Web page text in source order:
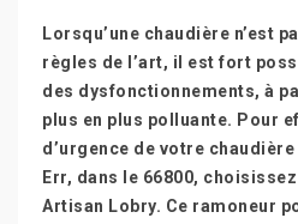
Lorsqu’une chaudière n’est
règles de l’art, il est fort
des dysfonctionnements, à
plus en plus polluante. Pour
d’urgence de votre
Err, dans le 66800,
Artisan Lobry. Ce ramoneur